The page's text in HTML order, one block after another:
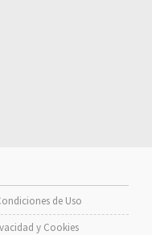
de Uso
y Cookies